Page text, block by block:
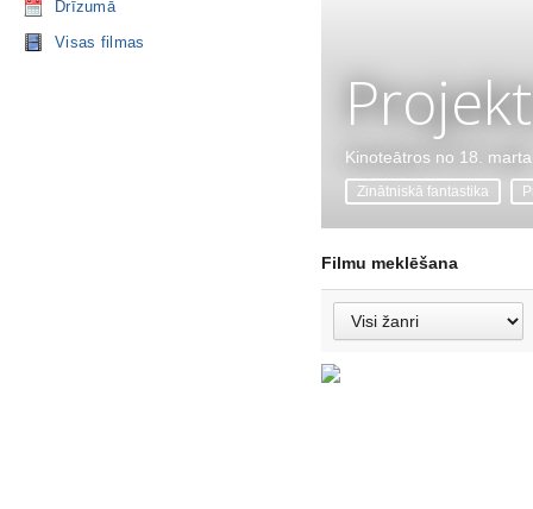
Drīzumā
Visas filmas
Kinoteātros no 18. marta
Zinātniskā fantastika
Filmu meklēšana